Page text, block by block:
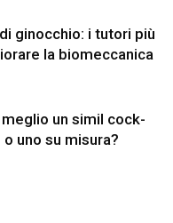
ginocchio: i tutori più
la biomeccanica
un simil cock-
uno su misura?